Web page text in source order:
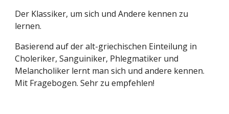
Der Klassiker, um sich und Andere kennen zu
lernen.
Basierend auf der alt-griechischen Einteilung in
Choleriker, Sanguiniker, Phlegmatiker und
Melancholiker lernt man sich und andere kennen.
Mit Fragebogen. Sehr zu empfehlen!